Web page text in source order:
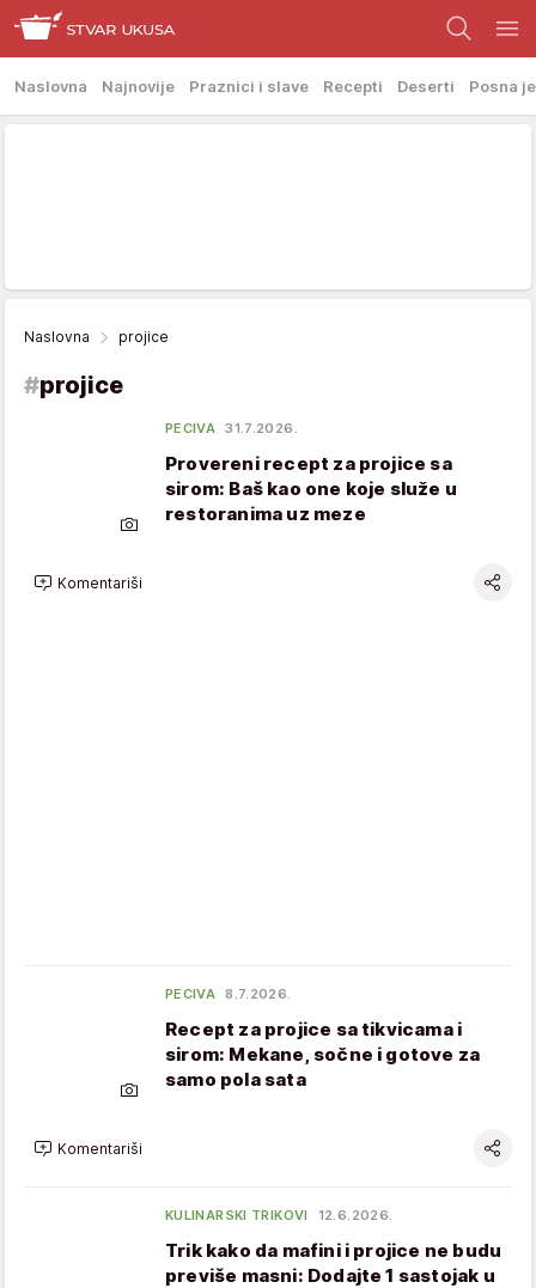
Naslovna Najnovije Praznici i slave Recepti Deserti Posna
Naslovna projice
#projice
PECIVA 31.7.2026.
Provereni recept za projice sa
sirom: Baš kao one koje služe u
restoranima uz meze
Komentariši
PECIVA 8.7.2026.
Recept za projice sa tikvicama i
sirom: Mekane, sočne i gotove za
samo pola sata
Komentariši
KULINARSKI TRIKOVI 12.6.2026.
Trik kako da mafini i projice ne budu
previše masni: Dodajte 1 sastojak u